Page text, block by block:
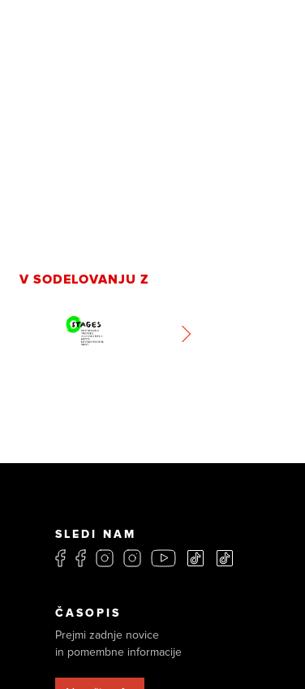
V SODELOVANJU Z
SLEDI NAM
ČASOPIS
Prejmi zadnje novice
in pomembne informacije